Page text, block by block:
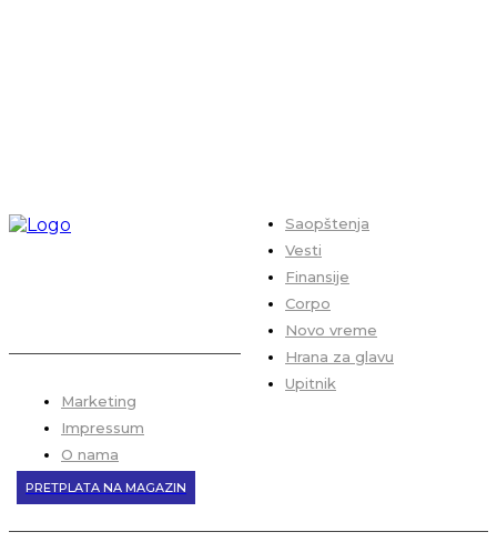
Saopštenja
Vesti
Finansije
Corpo
Novo vreme
Hrana za glavu
Upitnik
Marketing
Impressum
O nama
PRETPLATA NA MAGAZIN